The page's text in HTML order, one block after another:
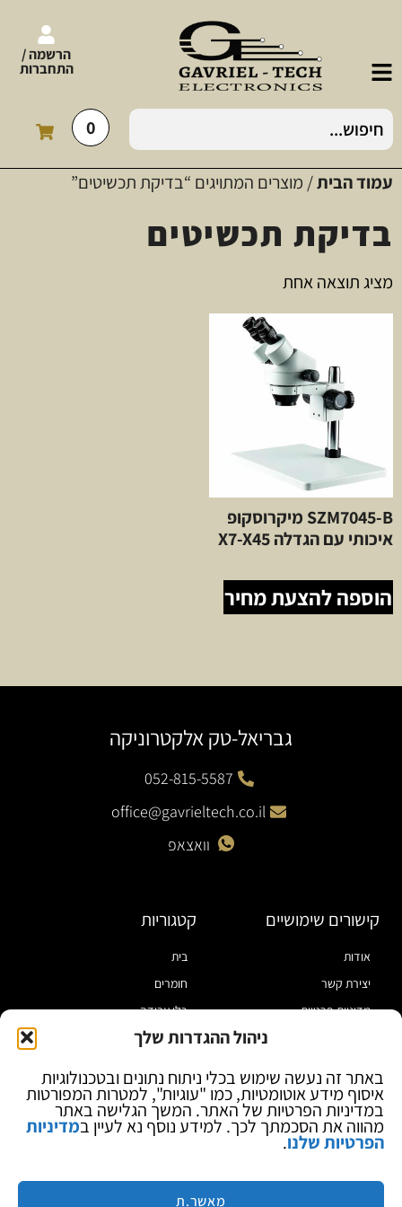
ניהול ההגדרות שלך
באתר זה נעשה שימוש בכלי ניתוח נתונים ובטכנולוגיות
איסוף מידע אוטומטיות, כמו "עוגיות", למטרות המפורטות
במדיניות הפרטיות של האתר. המשך הגלישה באתר
מהווה את הסכמתך לכך. למידע נוסף נא לעיין במדיניות
הפרטיות שלנו.
מאשר.ת
הרשמה /
התחברות
0
עמוד הבית/ מוצרים המתויגים “בדיקת תכשיטים”
בדיקת תכשיטים
מציג תוצאה אחת
SZM7045-B מיקרוסקופ
איכותי עם הגדלה X7-X45
הוספה להצעת מחיר
גבריאל-טק אלקטרוניקה
052-815-5587
office@gavrieltech.co.il
וואצאפ
קישורים שימושיים
אודות
יצירת קשר
מדיניות פרטיות
בלוג
קטגוריות
בית
חומרים
כלי עבודה
מוצרי הלחמה
ספקי כח ומודדים
ציוד אופטי להגדלה
מותגים